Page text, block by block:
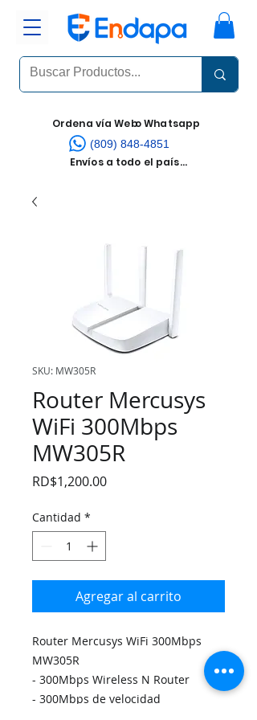
o Whatsapp
Ordena vía Web
(809) 848-4851
Envíos a todo el país...
SKU: MW305R
Router Mercusys
WiFi 300Mbps
MW305R
RD$1,200.00Precio
Cantidad *
Agregar al carrito
Router Mercusys WiFi 300Mbps
MW305R
- 300Mbps Wireless N Router
- 300Mbps de velocidad